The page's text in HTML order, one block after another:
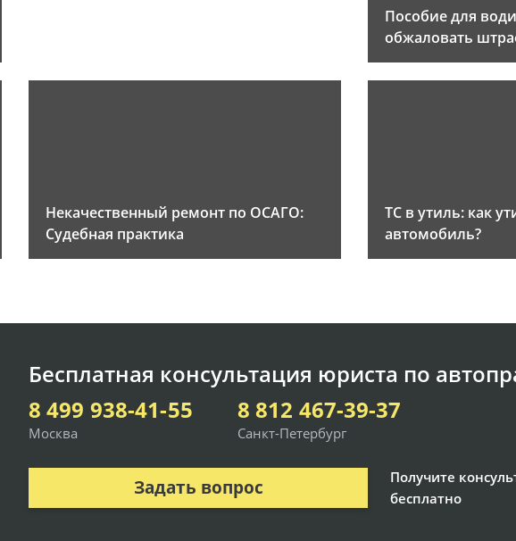
Пособие для
обжаловать
Некачественный ремонт по ОСАГО:
Судебная практика
ТС в утиль: как
автомобиль?
Бесплатная консультация юриста по
8 499 938-41-55
Москва
8 812 467-39-37
Санкт-Петербург
Задать вопрос
Получите
бесплатно